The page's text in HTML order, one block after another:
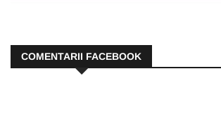
COMENTARII FACEBOOK